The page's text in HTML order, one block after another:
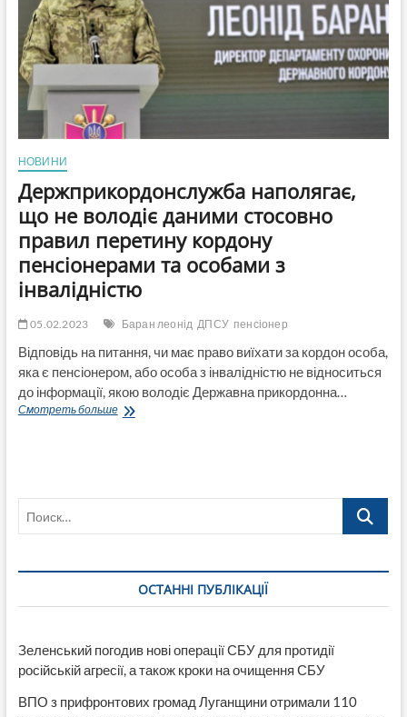
НОВИНИ
Держприкордонслужба наполягає,
що не володіє даними стосовно
правил перетину кордону
пенсіонерами та особами з
інвалідністю
05.02.2023 Баран леонід ДПСУ пенсіонер
Відповідь на питання, чи має право виїхати за кордон особа,
яка є пенсіонером, або особа з інвалідністю не відноситься
до інформації, якою володіє Державна прикордонна…
Смотреть большеДержприкордонслужба
пенсіонерами
особами
Поиск…
ОСТАННІ ПУБЛІКАЦІЇ
Зеленський погодив нові операції СБУ для протидії
російській агресії, а також кроки на очищення СБУ
ВПО з прифронтових громад Луганщини отримали 110